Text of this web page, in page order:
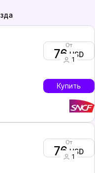
От
76USD
1
Купить
От
76USD
1